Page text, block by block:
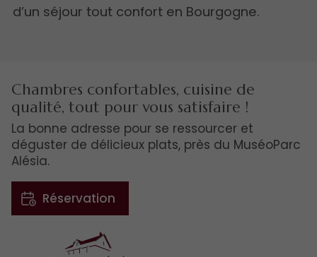
d’un séjour tout confort en Bourgogne.
Chambres confortables, cuisine de
qualité, tout pour vous satisfaire !
La bonne adresse pour se ressourcer et
déguster de délicieux plats, près du MuséoParc
Alésia.
Réservation